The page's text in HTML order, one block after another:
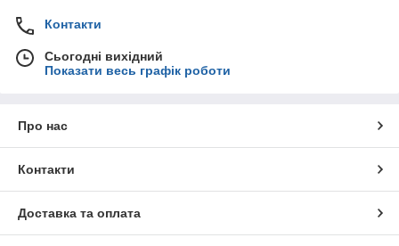
Контакти
Сьогодні вихідний
Показати весь графік роботи
Про нас
Контакти
Доставка та оплата